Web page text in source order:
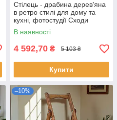
Стілець - драбина дерев'яна
в ретро стилі для дому та
кухні, фотостудії Сходи
трансформер побутові
розкладні
В наявності
4 592,70 ₴ 5 103 ₴
Купити
–10%